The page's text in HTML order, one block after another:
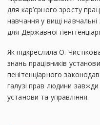
для кар’єрного зросту
навчання у вищі
для Державної
Як підкреслила О.
знань працівників
пенітенціарного
галузі прав людини
установи та управління.